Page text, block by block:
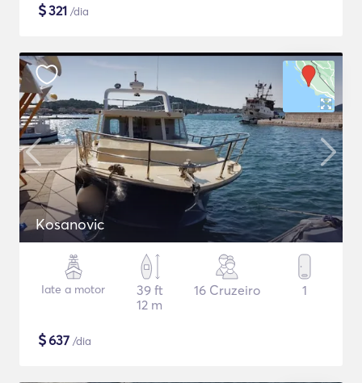
$321 /dia
Kosanovic
Iate a motor
39 ft
12 m
16 Cruzeiro 1
$637 /dia